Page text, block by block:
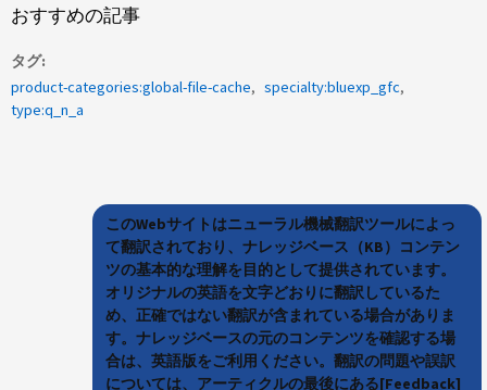
おすすめの記事
タグ
product-categories:global-file-cache
specialty:bluexp_gfc
type:q_n_a
このWebサイトはニューラル機械翻訳ツールによっ
て翻訳されており、ナレッジベース（KB）コンテン
ツの基本的な理解を目的として提供されています。
オリジナルの英語を文字どおりに翻訳しているた
め、正確ではない翻訳が含まれている場合がありま
す。ナレッジベースの元のコンテンツを確認する場
合は、英語版をご利用ください。翻訳の問題や誤訳
については、アーティクルの最後にある[Feedback]